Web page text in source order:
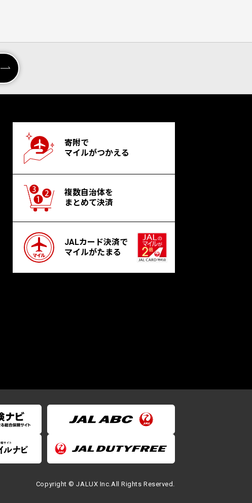
寄附で
マイルがつかえる
複数自治体を
まとめて決済
JALカード決済で
マイルがたまる
Copyright © JALUX Inc.All Rights Reserved.